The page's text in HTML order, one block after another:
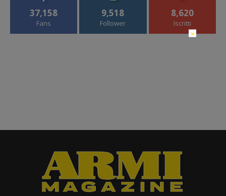
37,158
Fans
9,518
Follower
8,620
Iscritti
×